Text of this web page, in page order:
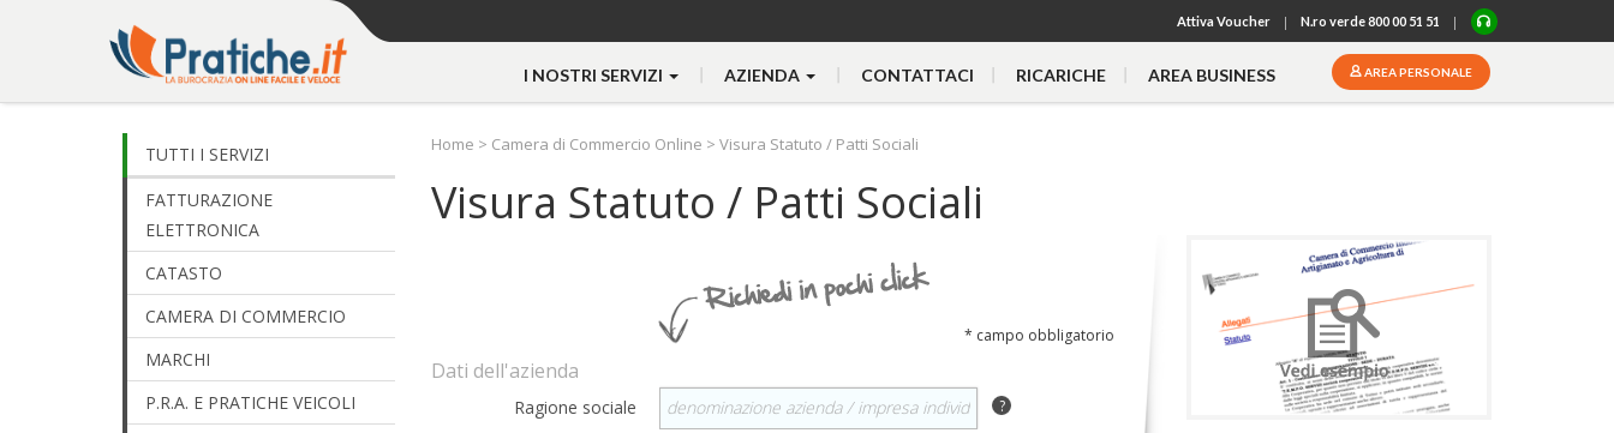
Attiva Voucher | N.ro verde 800 00 51 51 |
I NOSTRI SERVIZI AZIENDA CONTATTACI RICARICHE AREA PERSONALE
AREA BUSINESS
TUTTI I SERVIZI
FATTURAZIONE
ELETTRONICA
CATASTO
CAMERA DI COMMERCIO
MARCHI
P.R.A. E PRATICHE VEICOLI
Home > Camera di Commercio Online > Visura Statuto / Patti Sociali
Visura Statuto / Patti Sociali
* campo obbligatorio
Dati dell'azienda
Ragione sociale ?